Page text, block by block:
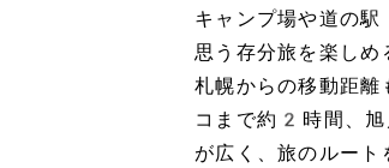
キャンプ場や道の
思う存分旅を楽しめ
札幌からの移動距
コまで約2時間、
が広く、旅のルー